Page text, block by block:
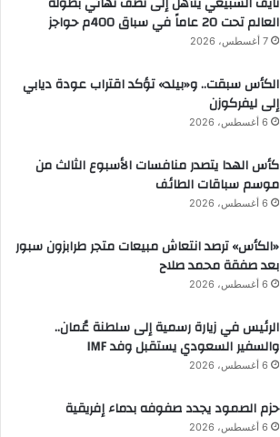
العالم تحت 20 عاماً في سباق 400م حواجز
7 أغسطس، 2026
الكأس سبقت.. و«بيلد» تؤكد اقتراب عودة ديابي
إلى ليفركوزن
6 أغسطس، 2026
كأس الهدا يتصدر منافسات الأسبوع الثالث من
موسم سباقات الطائف
6 أغسطس، 2026
«الكأس» ترصد انتعاش مبيعات متجر طرابزون سبور
بعد صفقة محمد صلاح
6 أغسطس، 2026
الرئيس في زيارة رسمية إلى سلطنة عُمان..
والسفير السعودي يستقبل وفد IMF
6 أغسطس، 2026
حزم الصمود يجدد صفوفه بدماء إفريقية
6 أغسطس، 2026